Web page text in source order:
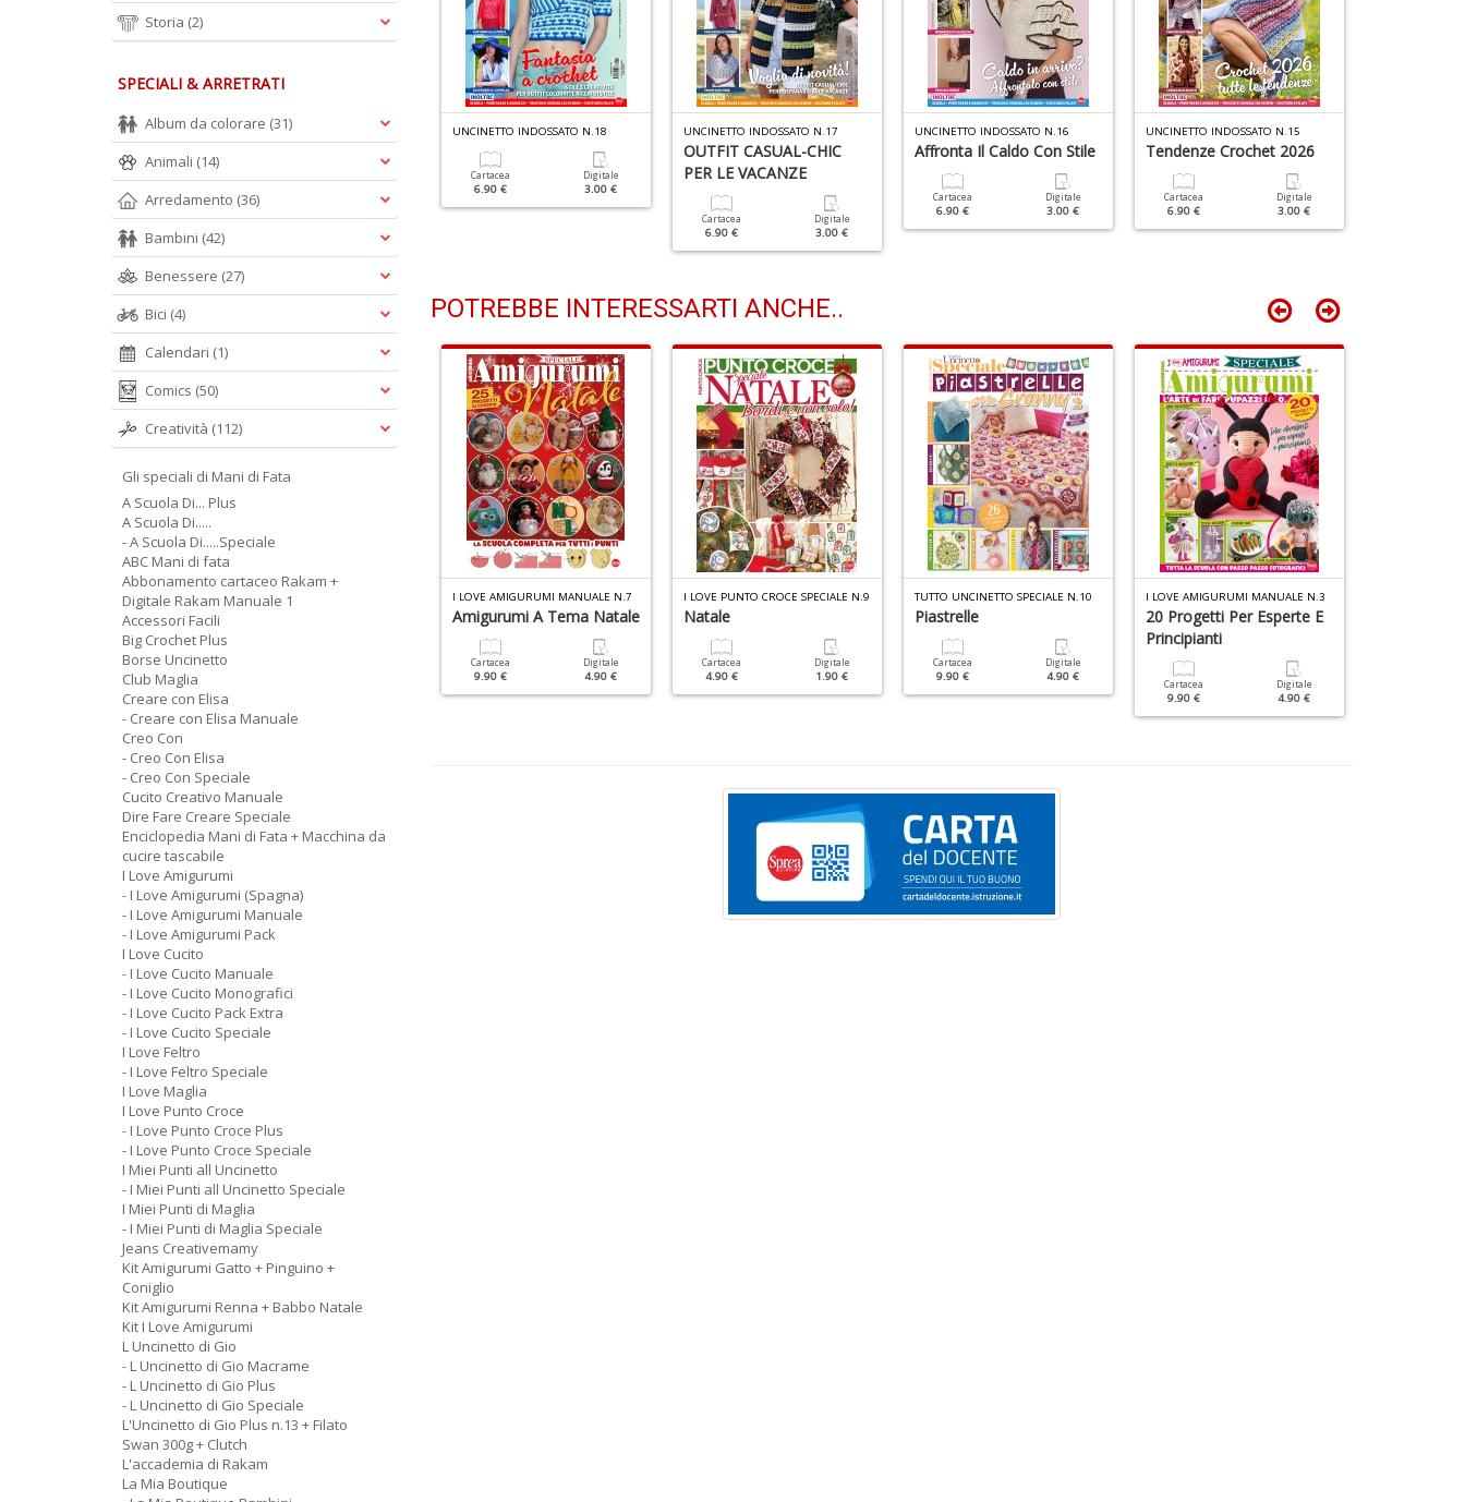
INDOSSATO N.4
Che Incantano
Digitale
3.00 €
UNCINETTO INDOSSATO N.3
Cartacea
6.90 €
Digitale
UNCINETTO INDOSSATO N.18
Cartacea
6.90 €
Digitale
3.00 €
UNCINETTO INDOSSATO N.17
OUTFIT CASUAL-CHIC
PER LE VACANZE
Cartacea
6.90 €
Digitale
3.00 €
UNCINETTO INDOSSATO N.16
Affronta Il Caldo Con Stile
Cartacea
6.90 €
Digitale
3.00 €
UNCINETTO INDOSSATO N.15
Tendenze Crochet 2026
Cartacea
6.90 €
Digitale
3.00 €
POTREBBE INTERESSARTI ANCHE..
CUCITO MANUALE N.3
Digitale
2.90 €
MANI DI FATA MANUALE N.5
Uncinetto
I LOVE AMIGURUMI MANUALE N.7
Amigurumi A Tema Natale
Cartacea
9.90 €
Digitale
4.90 €
I LOVE PUNTO CROCE SPECIALE N.9
Natale
Cartacea
4.90 €
Digitale
1.90 €
TUTTO UNCINETTO SPECIALE N.10
Piastrelle
Cartacea
9.90 €
Digitale
4.90 €
I LOVE AMIGURUMI MANUALE N.3
20 Progetti Per Esperte E
Principianti
Cartacea
9.90 €
Digitale
4.90 €
Storia (2)
SPECIALI & ARRETRATI
Album da colorare (31)
Animali (14)
Arredamento (36)
Bambini (42)
Benessere (27)
Bici (4)
Calendari (1)
Comics (50)
Creatività (112)
Gli speciali di Mani di Fata
A Scuola Di... Plus
A Scuola Di.....
- A Scuola Di.....Speciale
ABC Mani di fata
Abbonamento cartaceo Rakam +
Digitale Rakam Manuale 1
Accessori Facili
Big Crochet Plus
Borse Uncinetto
Club Maglia
Creare con Elisa
- Creare con Elisa Manuale
Creo Con
- Creo Con Elisa
- Creo Con Speciale
Cucito Creativo Manuale
Dire Fare Creare Speciale
Enciclopedia Mani di Fata + Macchina da
cucire tascabile
I Love Amigurumi
- I Love Amigurumi (Spagna)
- I Love Amigurumi Manuale
- I Love Amigurumi Pack
I Love Cucito
- I Love Cucito Manuale
- I Love Cucito Monografici
- I Love Cucito Pack Extra
- I Love Cucito Speciale
I Love Feltro
- I Love Feltro Speciale
I Love Maglia
I Love Punto Croce
- I Love Punto Croce Plus
- I Love Punto Croce Speciale
I Miei Punti all Uncinetto
- I Miei Punti all Uncinetto Speciale
I Miei Punti di Maglia
- I Miei Punti di Maglia Speciale
Jeans Creativemamy
Kit Amigurumi Gatto + Pinguino +
Coniglio
Kit Amigurumi Renna + Babbo Natale
Kit I Love Amigurumi
L Uncinetto di Gio
- L Uncinetto di Gio Macrame
- L Uncinetto di Gio Plus
- L Uncinetto di Gio Speciale
L'Uncinetto di Gio Plus n.13 + Filato
Swan 300g + Clutch
L'accademia di Rakam
La Mia Boutique